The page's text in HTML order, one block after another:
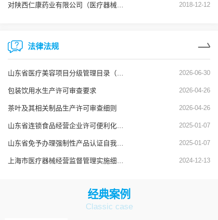
2018-12-12
法律法规
2026-06-30
包装饮用水生产许可审查要求 2026-04-26
茶叶及其相关制品生产许可审查细则 2026-04-26
2025-01-07
2025-01-07
2024-12-13
经典案例
Classic case